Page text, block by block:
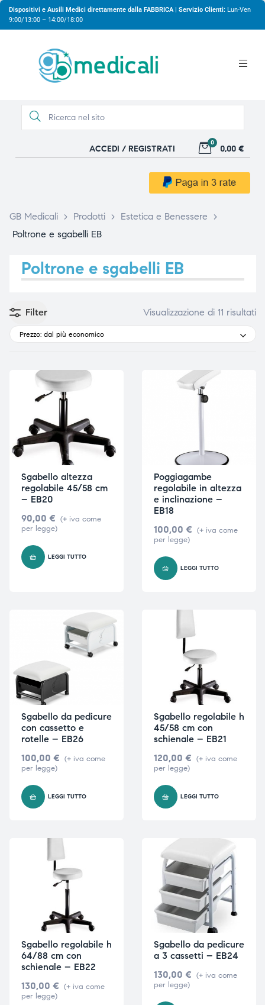
Dispositivi e Ausili Medici direttamente dalla FABBRICA | Servizio Clienti: Lun-Ven
9:00/13:00 – 14:00/18:00
ACCEDI / REGISTRATI
0
0,00 €
GB Medicali > Prodotti > Estetica e Benessere
>
Poltrone e sgabelli EB
Poltrone e sgabelli EB
Filter Visualizzazione di 11 risultati
Prezzo: dal più economico
Sgabello altezza
regolabile 45/58 cm
– EB20
90,00 € (+ iva come
per legge)
LEGGI TUTTO
Poggiagambe
regolabile in altezza
e inclinazione –
EB18
100,00 € (+ iva come
per legge)
LEGGI TUTTO
Sgabello da pedicure
con cassetto e
rotelle – EB26
100,00 € (+ iva come
per legge)
LEGGI TUTTO
Sgabello regolabile h
45/58 cm con
schienale – EB21
120,00 € (+ iva come
per legge)
LEGGI TUTTO
Sgabello regolabile h
64/88 cm con
schienale – EB22
130,00 € (+ iva come
per legge)
Sgabello da pedicure
a 3 cassetti – EB24
130,00 € (+ iva come
per legge)